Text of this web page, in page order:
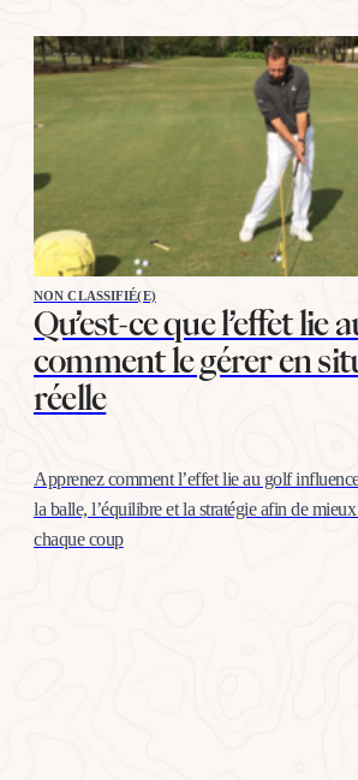
NON CLASSIFIÉ(E)
Qu’est-ce que l’effet lie
comment le gérer en
réelle
Apprenez comment l’effet lie au golf
la balle, l’équilibre et la stratégie afin de
chaque coup